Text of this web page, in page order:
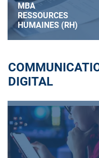
MBA
RESSOURCES
HUMAINES (RH)
DIGITAL